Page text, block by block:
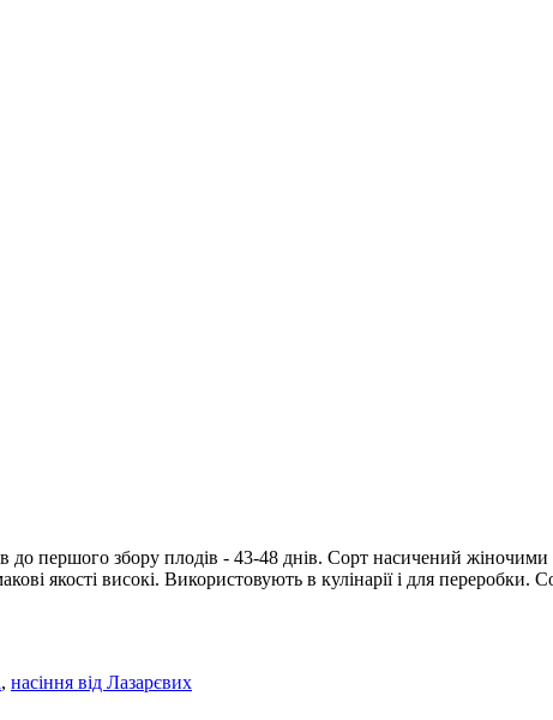
першого збору плодів - 43-48 днів. Сорт насичений жіночими
якості високі. Використовують в кулінарії і для переробки.
, насіння від Лазарєвих